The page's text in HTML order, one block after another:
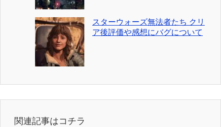
スターウォーズ無法者たち クリ
ア後評価や感想にバグについて
関連記事はコチラ